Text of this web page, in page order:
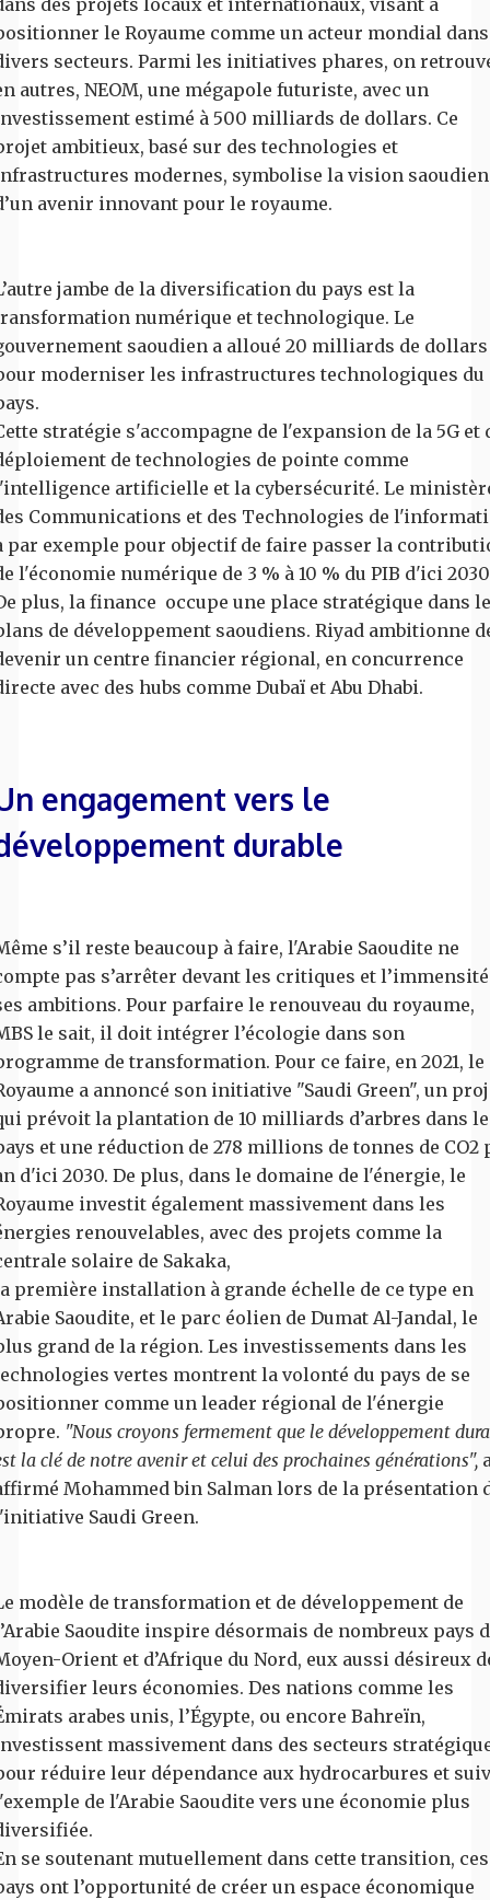
des projets locaux et internationaux, visant à
le Royaume comme un acteur mondial dans
secteurs. Parmi les initiatives phares, on
autres, NEOM, une mégapole futuriste, avec un
estimé à 500 milliards de dollars. Ce
ambitieux, basé sur des technologies et
modernes, symbolise la vision
avenir innovant pour le royaume.
jambe de la diversification du pays est la
numérique et technologique. Le
saoudien a alloué 20 milliards de dollars
moderniser les infrastructures technologiques du
stratégie s'accompagne de l'expansion de la 5G et
de technologies de pointe comme
artificielle et la cybersécurité. Le
Communications et des Technologies de
par exemple pour objectif de faire passer la
l'économie numérique de 3 % à 10 % du PIB d'ici
plus, la finance occupe une place stratégique dans
de développement saoudiens. Riyad ambitionne
un centre financier régional, en concurrence
avec des hubs comme Dubaï et Abu Dhabi.
engagement vers le
durable
s’il reste beaucoup à faire, l'Arabie Saoudite ne
pas s’arrêter devant les critiques et
ambitions. Pour parfaire le renouveau du royaume,
le sait, il doit intégrer l’écologie dans son
de transformation. Pour ce faire, en 2021, le
a annoncé son initiative "Saudi Green", un
prévoit la plantation de 10 milliards d’arbres dans le
et une réduction de 278 millions de tonnes de CO2
d'ici 2030. De plus, dans le domaine de l'énergie, le
investit également massivement dans les
renouvelables, avec des projets comme la
solaire de Sakaka,
première installation à grande échelle de ce type en
Saoudite, et le parc éolien de Dumat Al-Jandal, le
grand de la région. Les investissements dans les
vertes montrent la volonté du pays de se
comme un leader régional de l'énergie
"Nous croyons fermement que le développement
la clé de notre avenir et celui des prochaines générations",
Mohammed bin Salman lors de la présentation
Saudi Green.
modèle de transformation et de développement de
Saoudite inspire désormais de nombreux pays
Orient et d’Afrique du Nord, eux aussi désireux
leurs économies. Des nations comme les
arabes unis, l’Égypte, ou encore Bahreïn,
massivement dans des secteurs
réduire leur dépendance aux hydrocarbures et
de l'Arabie Saoudite vers une économie plus
se soutenant mutuellement dans cette transition, ces
ont l’opportunité de créer un espace économique